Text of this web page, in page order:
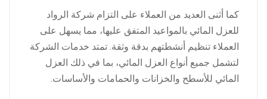
كما أثنى العديد من العملاء على التزام شركة الرواد
للعزل المائي بالمواعيد المتفق عليها، مما يسهل على
العملاء تنظيم أنشطتهم بدقة وثقة. تمتد خدمات الشركة
لتشمل جميع أنواع العزل المائي، بما في ذلك العزل
المائي للأسطح والخزانات والحمامات والأساسات.